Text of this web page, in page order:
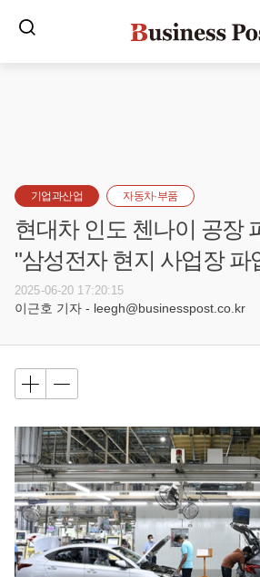
기업과산업 자동차·부품
현대차 인도 첸나이 공장
"삼성전자 현지 사업장 파
2025-06-20 17:20:15
이근호 기자 - leegh@businesspost.co.kr